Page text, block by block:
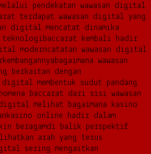
pendekatan wawasan digital
terdapat wawasan digital yang
digital mencatat dinamika
teknologi baccarat kembali hadir
moderncatatan wawasan digital
bagaimana wawasan
berkaitan dengan
digital membentuk sudut pandang
baccarat dari sisi wawasan
melihat bagaimana kasino
kasino online hadir dalam
beragamdi balik perspektif
arah yang terus
sering mengaitkan